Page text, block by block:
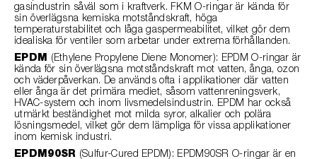
gasindustrin såväl som i kraftverk. FKM O-ringar är kända för
sin överlägsna kemiska motståndskraft, höga
temperaturstabilitet och låga gaspermeabilitet, vilket gör dem
idealiska för ventiler som arbetar under extrema förhållanden.
EPDM (Ethylene Propylene Diene Monomer): EPDM O-ringar är
kända för sin överlägsna motståndskraft mot vatten, ånga, ozon
och väderpåverkan. De används ofta i applikationer där vatten
eller ånga är det primära mediet, såsom vattenreningsverk,
HVAC-system och inom livsmedelsindustrin. EPDM har också
utmärkt beständighet mot milda syror, alkalier och polära
lösningsmedel, vilket gör dem lämpliga för vissa applikationer
inom kemisk industri.
EPDM90SR (Sulfur-Cured EPDM): EPDM90SR O-ringar är en